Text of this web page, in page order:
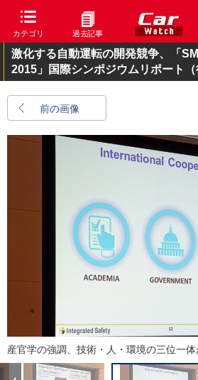
カテゴリ 過去記事
激化する自動運転の開発競争、「
2015」国際シンポジウムリポート（
前の画像
産官学の強調、技術・人・環境の三位一体